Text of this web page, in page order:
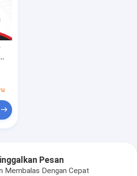
Pesan
Membalas Dengan Cepat